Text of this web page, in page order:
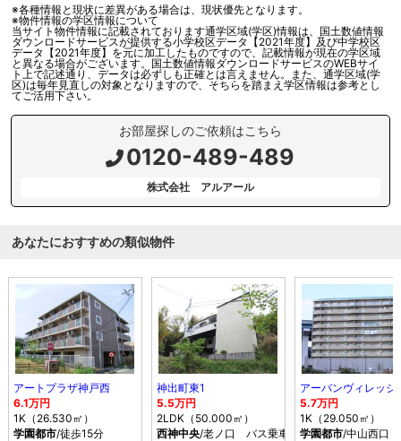
※各種情報と現状に差異がある場合は、現状優先となります。
※物件情報の学区情報について
当サイト物件情報に記載されております通学区域(学区)情報は、国土数値情報
ダウンロードサービスが提供する小学校区データ【2021年度】及び中学校区
データ【2021年度】を元に加工したものですので、記載情報が現在の学区域
と異なる場合がございます。国土数値情報ダウンロードサービスのWEBサイ
ト上で記述通り、データは必ずしも正確とは言えません。また、通学区域(学
区)は毎年見直しの対象となりますので、そちらを踏まえ学区情報は参考とし
てご活用下さい。
お部屋探しのご依頼はこちら
0120-489-489
株式会社 アルアール
あなたにおすすめの類似物件
アートプラザ神戸西
6.1万円
1K（26.530㎡）
学園都市/徒歩15分
神出町東1
5.5万円
2LDK（50.000㎡）
西神中央/老ノ口 バス乗車時間17分 停歩3分
5.7万円
1K（29.050㎡）
学園都市/中山西口